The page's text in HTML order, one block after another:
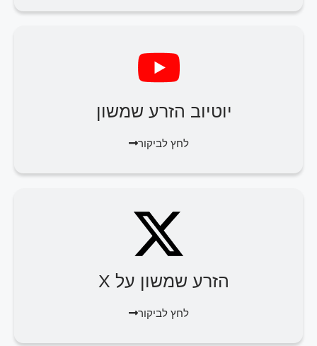
יוטיוב הזרע שמשון
לחץ לביקור
הזרע שמשון על X
לחץ לביקור